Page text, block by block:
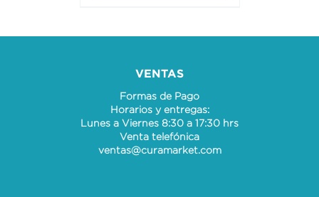
VENTAS
Formas de Pago
Horarios y entregas:
Lunes a Viernes 8:30 a 17:30 hrs
Venta telefónica
ventas@curamarket.com